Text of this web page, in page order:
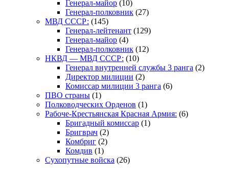
Генерал-майор (10)
Генерал-полковник (27)
МВД СССР: (145)
Генерал-лейтенант (129)
Генерал-майор (4)
Генерал-полковник (12)
НКВД — МВД СССР: (10)
Генерал внутренней службы 3 ранга (2)
Директор милиции (2)
Комиссар милиции 3 ранга (6)
ПВО страны (1)
Полководческих Орденов (1)
Рабоче-Крестьянская Красная Армия: (6)
Бригадный комиссар (1)
Бригврач (2)
Комбриг (2)
Комдив (1)
Сухопутные войска (26)